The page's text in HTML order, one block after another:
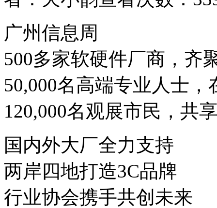
广州信息周
500多家软硬件厂商，齐
50,000名高端专业人士，
120,000名观展市民，共
国内外大厂全力支持
两岸四地打造3C品牌
行业协会携手共创未来